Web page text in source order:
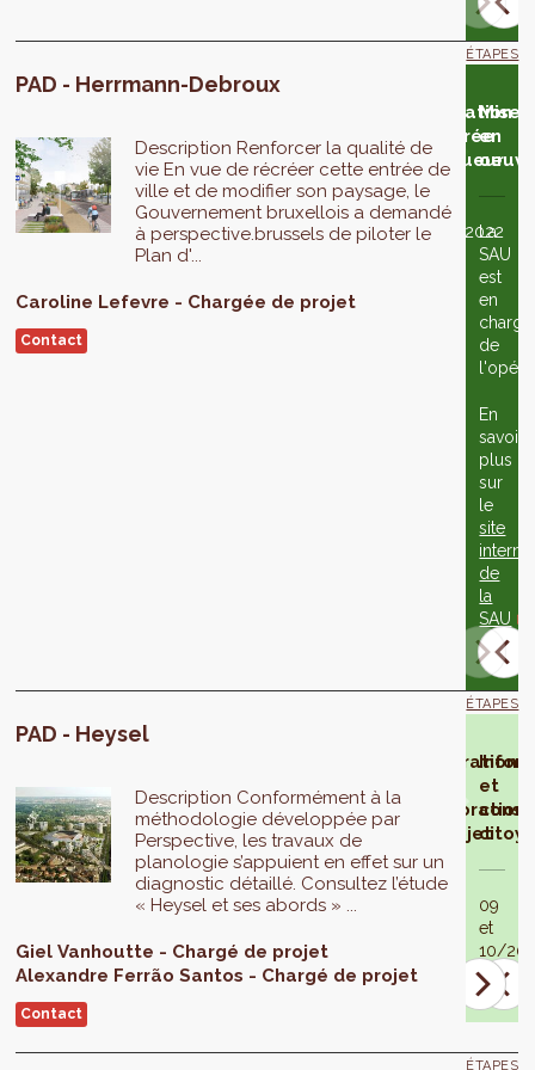
PAD - Herrmann-Debroux
Description Renforcer la qualité de
vie En vue de récréer cette entrée de
ville et de modifier son paysage, le
Gouvernement bruxellois a demandé
à perspective.brussels de piloter le
Plan d'...
Caroline Lefevre Chargée de projet
Contact
ÉTAPES
adaptation
du projet
en 2ème
lecture
22/07/2021
Conseil
d'État
Le
s’est
adaptation
du projet
en 3ème
lecture
28/04/2022
Publication
et entrée
en vigueur
01/06/2022
Mise
en
La
SAU
est
en
charge
de
En
savoir
plus
sur
le
site
de
la
SAU
PAD - Heysel
Description Conformément à la
méthodologie développée par
Perspective, les travaux de
planologie s’appuient en effet sur un
diagnostic détaillé. Consultez l’étude
« Heysel et ses abords » ...
Giel Vanhoutte
Chargé de projet
Alexandre Ferrão Santos Chargé de projet
Contact
ÉTAPES
d'élaboration
06/2019
Préparation
l'élaboration
du projet
et
09
et
10/
ÉTAPES